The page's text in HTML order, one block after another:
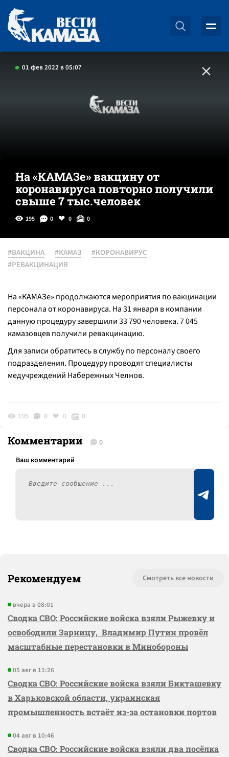
01 фев 2022 в 05:07
На «КАМАЗе» вакцину от
коронавируса повторно получили
свыше 7 тыс.человек
195 0 0 0
#ВАКЦИНА #КАМАЗ
#КОРОНАВИРУС
#РЕВАКЦИНАЦИЯ
На «КАМАЗе» продолжаются мероприятия по вакцинации
персонала от коронавируса. На 31 января в компании
данную процедуру завершили 33 790 человека. 7 045
камазовцев получили ревакцинацию.
Для записи обратитесь в службу по персоналу своего
подразделения. Процедуру проводят специалисты
медучреждений Набережных Челнов.
195 0 0 0
Комментарии 0
Рекомендуем Смотреть все новости
вчера в 08:01
Сводка СВО: Российские войска взяли Рыжевку и
освободили Зарницу, Владимир Путин провёл
масштабные перестановки в Минобороны
05 авг в 11:26
Сводка СВО: Российские войска взяли Бикташевку
в Харьковской области, украинская
промышленность встаёт из-за остановки портов
04 авг в 10:46
Сводка СВО: Российские войска взяли два посёлка